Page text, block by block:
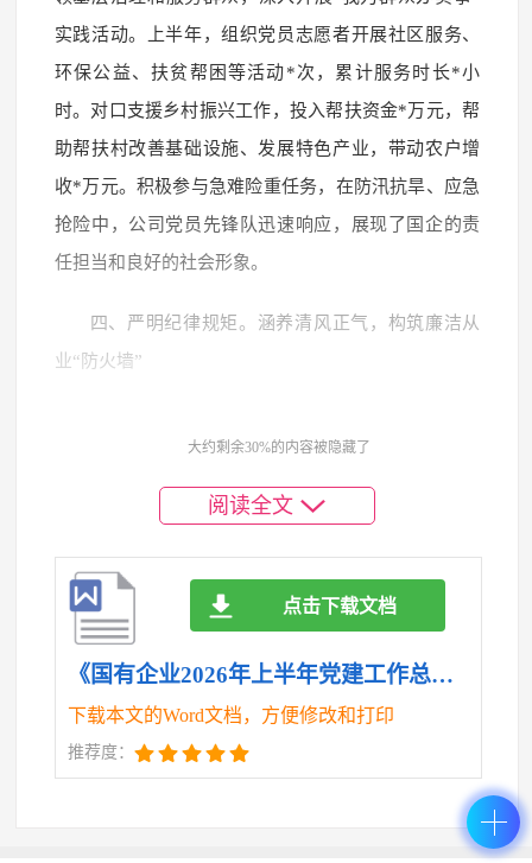
实践活动。上半年，组织党员志愿者开展社区服务、
环保公益、扶贫帮困等活动*次，累计服务时长*小
时。对口支援乡村振兴工作，投入帮扶资金*万元，帮
助帮扶村改善基础设施、发展特色产业，带动农户增
收*万元。积极参与急难险重任务，在防汛抗旱、应急
抢险中，公司党员先锋队迅速响应，展现了国企的责
任担当和良好的社会形象。
四、严明纪律规矩。涵养清风正气，构筑廉洁从
业“防火墙”
正风肃纪，营造风清气正的政治生态和干事创业环
一是强化警示教育，筑牢思想防线。扎实开展党
纪学习教育，组织党员干部深入学习新修订的《中国
共产党纪律处分条例》，举办专题辅导讲座*场，覆盖
*人次。观看警示教育片*部，参观廉政教育基地*次，
用身边事教育身边人，引导党员干部知敬畏、存戒
惧、守底线。开展家庭助廉活动，向干部家属发放
《廉洁家风倡议书》，构筑单位、家庭双重监督防
大约剩余30%的内容被隐藏了
阅读全文
《国有企业2026年上半年党建工作总结.doc》
下载本文的Word文档，方便修改和打印
推荐度：
点击下载文档